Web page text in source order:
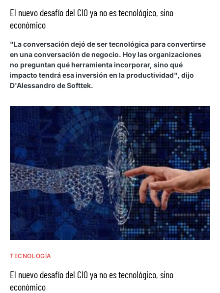
El nuevo desafío del CIO ya no es tecnológico, sino
económico
"La conversación dejó de ser tecnológica para convertirse
en una conversación de negocio. Hoy las organizaciones
no preguntan qué herramienta incorporar, sino qué
impacto tendrá esa inversión en la productividad", dijo
D'Alessandro de Softtek.
TECNOLOGÍA
El nuevo desafío del CIO ya no es tecnológico, sino
económico